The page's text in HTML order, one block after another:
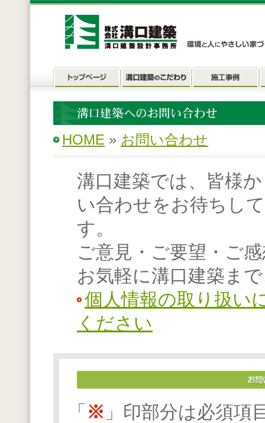
HOME » お問い合わせ
溝口建築では、皆様
い合わせをお待ちし
す。
ご意見・ご要望・ご
お気軽に溝口建築ま
個人情報の取り扱い
ください
「 ※ 」印部分は必須項